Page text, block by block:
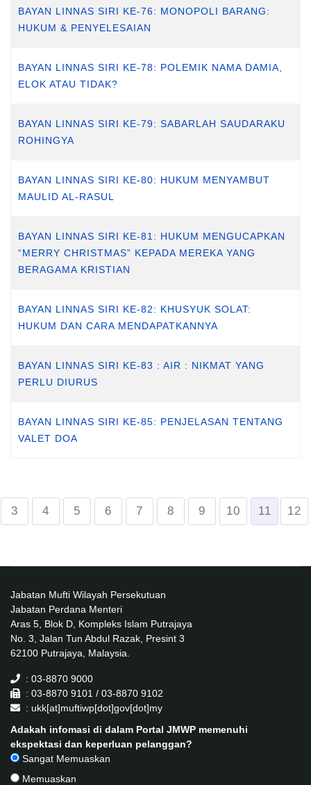
BAYAN LINNAS SIRI KE-76: MONOPOLI BARANG:
HUKUM & PENYELESAIAN
BAYAN LINNAS SIRI KE-78: POLEMIK NAMA DAMIA,
ELOK ATAU TIDAK?
BAYAN LINNAS SIRI KE-79: SABARLAH SAUDARAKU
ROHINGYA
BAYAN LINNAS SIRI KE-80: HUKUM MENYAMBUT
MAULID AL-RASUL
BAYAN LINNAS SIRI KE-81: HUKUM MENGUCAPKAN
“MERRY CHRISTMAS” KEPADA MEREKA YANG
BERAGAMA KRISTIAN
BAYAN LINNAS SIRI KE-82: KHUSYUK SOLAT:
HUKUM DAN CARA MENDAPATKANNYA
BAYAN LINNAS SIRI KE-83 : AIR : NIKMAT YANG
PERLU DIURUS
BAYAN LINNAS SIRI KE-85: PENJELASAN TENTANG
VALET DOA
3 4 5 6 7 8 9 10 11 12
Jabatan Mufti Wilayah Persekutuan
Jabatan Perdana Menteri
Aras 5, Blok D, Kompleks Islam Putrajaya
No. 3, Jalan Tun Abdul Razak, Presint 3
62100 Putrajaya, Malaysia.
: 03-8870 9000
: 03-8870 9101 / 03-8870 9102
: ukk[at]muftiwp[dot]gov[dot]my
Adakah infomasi di dalam Portal JMWP memenuhi
ekspektasi dan keperluan pelanggan?
Sangat Memuaskan
Memuaskan